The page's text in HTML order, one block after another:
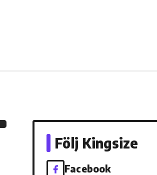
Följ Kingsize
Facebook